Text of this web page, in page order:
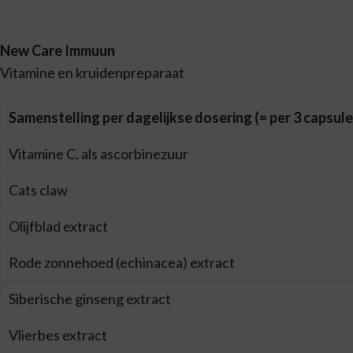
New Care Immuun
Vitamine en kruidenpreparaat
Samenstelling per dagelijkse dosering (= per 3
Vitamine C, als ascorbinezuur
Cats claw
Olijfblad extract
Rode zonnehoed (echinacea) extract
Siberische ginseng extract
Vlierbes extract